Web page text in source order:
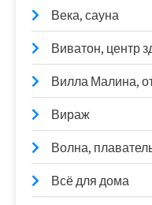
Века, сауна
Виватон, центр
Вилла Малина,
Вираж
Волна,
Всё для дома